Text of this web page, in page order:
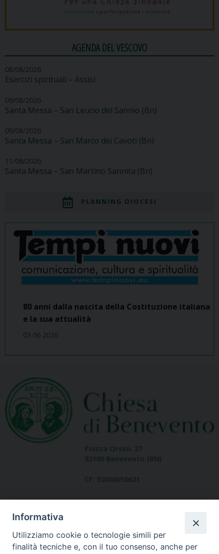
AGENDA DEL VESCOVO
08/08/2026
Esercizi spirituali – Assisi
09/08/2026
Santa Messa – San Leucio del Sannio (Bn)
09/08/2026
Santa Messa – San Marco dei Cavoti (Bn)
11/08/2026
Santa Messa – San Martino Sannita (Bn)
PLANNING DIOCESI
80 anni dalla nascita della Costituzione italiana
e la sua attualità
03 06 2026
Informativa
Utilizziamo cookie o tecnologie simili per
finalità tecniche e, con il tuo consenso, anche per